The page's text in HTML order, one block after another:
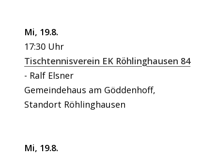
Mi, 19.8.
17:30 Uhr
Tischtennisverein EK Röhlinghausen 84
Ralf Elsner
Gemeindehaus am Göddenhoff,
Standort Röhlinghausen
Mi, 19.8.